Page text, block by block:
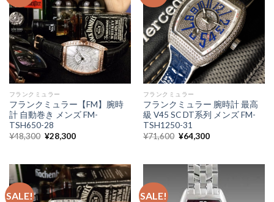
フランクミュラー
フランクミュラー【FM】腕時
計 自動巻き メンズ FM-
TSH650-28
¥48,300 ¥28,300
フランクミュラー
フランクミュラー 腕時計 最高
級 V45 SC DT系列 メンズ FM-
TSH1250-31
¥71,600 ¥64,300
SALE! SALE!